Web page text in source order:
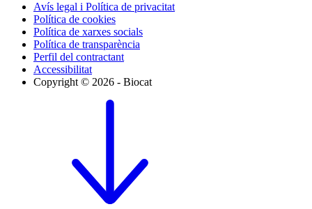
Avís legal i Política de privacitat
Política de cookies
Política de xarxes socials
Política de transparència
Perfil del contractant
Accessibilitat
Copyright © 2026 - Biocat